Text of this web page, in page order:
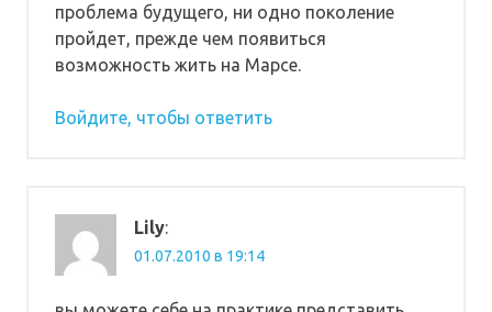
проблема будущего, ни одно поколение
пройдет, прежде чем появиться
возможность жить на Марсе.
Войдите, чтобы ответить
Lily:
01.07.2010 в 19:14